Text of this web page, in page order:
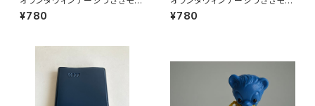
ーフプラパーツ30個セットNo16
1
¥780
ーフプラパーツ30個セットNo7
0
¥780